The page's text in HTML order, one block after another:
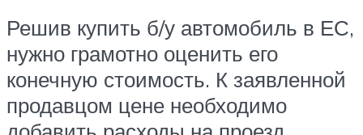
Решив купить б/у автомобиль в ЕС,
нужно грамотно оценить его
конечную стоимость. К заявленной
продавцом цене необходимо